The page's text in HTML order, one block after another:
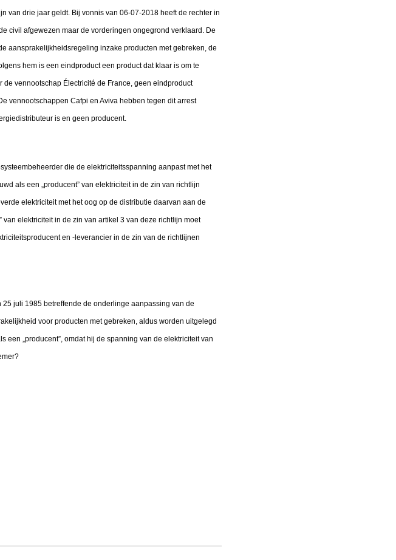
van drie jaar geldt. Bij vonnis van 06-07-2018 heeft de rechter in
civil afgewezen maar de vorderingen ongegrond verklaard. De
aansprakelijkheidsregeling inzake producten met gebreken, de
hem is een eindproduct een product dat klaar is om te
vennootschap Électricité de France, geen eindproduct
vennootschappen Cafpi en Aviva hebben tegen dit arrest
is en geen producent.
die de elektriciteitsspanning aanpast met het
als een „producent” van elektriciteit in de zin van richtlijn
elektriciteit met het oog op de distributie daarvan aan de
elektriciteit in de zin van artikel 3 van deze richtlijn moet
en -leverancier in de zin van de richtlijnen
juli 1985 betreffende de onderlinge aanpassing van de
voor producten met gebreken, aldus worden uitgelegd
„producent”, omdat hij de spanning van de elektriciteit van